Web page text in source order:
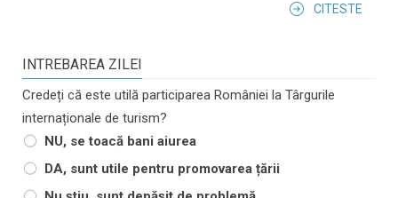
CITESTE
INTREBAREA ZILEI
Credeți că este utilă participarea României la Târgurile
internaționale de turism?
NU, se toacă bani aiurea
DA, sunt utile pentru promovarea țării